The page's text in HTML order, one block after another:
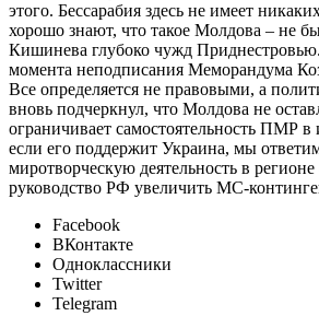
этого. Бессарабия здесь не имеет
хорошо знают, что такое Молдова – не
Кишинева глубоко чужд
момента неподписания Меморандума
Все определяется не правовыми, а
вновь подчеркнул, что Молдова не
ограничивает самостоятельность ПМР
если его поддержит Украина, мы
миротворческую деятельность в
руководство РФ увеличить МС-
Facebook
ВКонтакте
Одноклассники
Twitter
Telegram